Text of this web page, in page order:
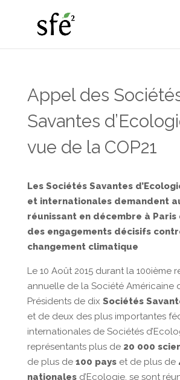
Appel des
Savantes
vue de la COP21
Les Sociétés Savantes
et internationales demandent
réunissant en décembre à
des engagements décisifs
changement climatique
Le 10 Août 2015 durant la 100ième
annuelle de la Société Américaine
Présidents de dix Sociétés
et de deux des plus importantes
internationales de Sociétés
représentants plus de 20 000
de plus de 100 payset de plus de
nationalesd’Ecologie, se sont